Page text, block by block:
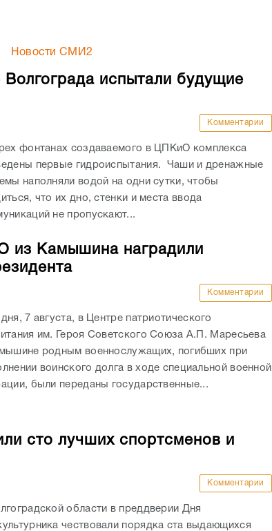
Новости СМИ2
испытали будущие
Комментарии
фонтанах создаваемого в ЦПКиО комплекса
первые гидроиспытания. Чаши и дренажные
наполняли водой на одни сутки, чтобы
что их дно, стенки и места ввода
не пропускают...
из Камышина наградили
Комментарии
7 августа, в Центре патриотического
им. Героя Советского Союза А.П. Маресьева
родным военнослужащих, погибших при
воинского долга в ходе специальной военной
были переданы государственные...
сто лучших спортсменов и
Комментарии
области в преддверии Дня
чествовали порядка ста выдающихся